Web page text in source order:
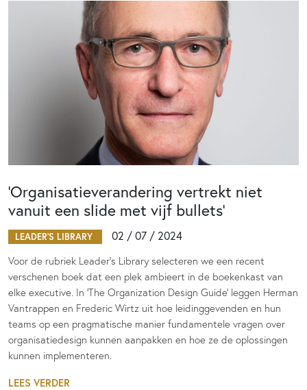
‘Organisatieverandering vertrekt niet
vanuit een slide met vijf bullets’
LEADER'S LIBRARY 02 / 07 / 2024
Voor de rubriek Leader’s Library selecteren we een recent
verschenen boek dat een plek ambieert in de boekenkast van
elke executive. In ‘The Organization Design Guide’ leggen Herman
Vantrappen en Frederic Wirtz uit hoe leidinggevenden en hun
teams op een pragmatische manier fundamentele vragen over
organisatiedesign kunnen aanpakken en hoe ze de oplossingen
kunnen implementeren.
LEES VERDER